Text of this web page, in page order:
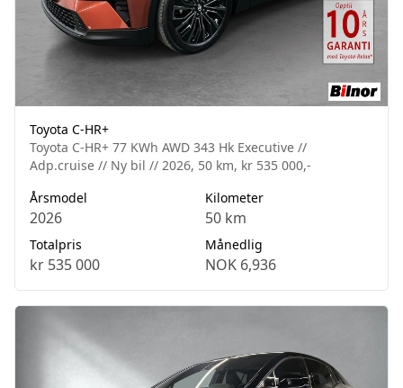
Toyota C-HR+
Toyota C-HR+ 77 KWh AWD 343 Hk Executive //
Adp.cruise // Ny bil // 2026, 50 km, kr 535 000,-
Årsmodel
2026
Kilometer
50 km
Totalpris
kr 535 000
Månedlig
NOK 6,936